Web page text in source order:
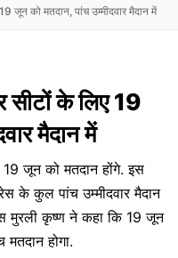
जून को मतदान, पांच उम्मीदवार मैदान में
सीटों के लिए 19
मैदान में
19 जून को मतदान होंगे. इस
के कुल पांच उम्मीदवार मैदान
मुरली कृष्ण ने कहा कि 19 जून
होगा.